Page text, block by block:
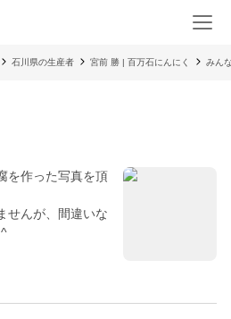
石川県の生産者 宮前 勝 | 百万石にんにく みん
を作った写真を頂
せんが、間違いな